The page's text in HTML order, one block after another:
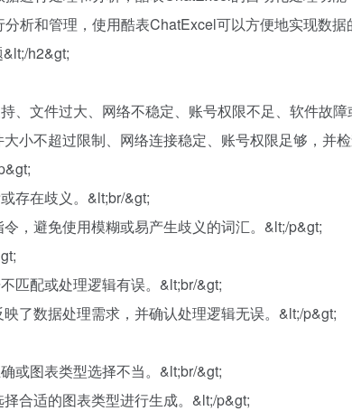
析和管理，使用酷表ChatExcel可以方便地实现数
h2&gt;
、文件过大、网络不稳定、账号权限不足、软件故
小不超过限制、网络连接稳定、账号权限足够，并
存在歧义。&lt;br/&gt;
，避免使用模糊或易产生歧义的词汇。&lt;/p&gt;
匹配或处理逻辑有误。&lt;br/&gt;
了数据处理需求，并确认处理逻辑无误。&lt;/p&gt;
或图表类型选择不当。&lt;br/&gt;
合适的图表类型进行生成。&lt;/p&gt;